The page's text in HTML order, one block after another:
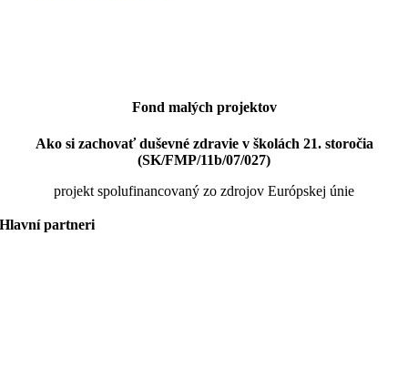
Fond malých projektov
Ako si zachovať duševné zdravie v školách 21. storočia
(SK/FMP/11b/07/027)
projekt spolufinancovaný zo zdrojov Európskej únie
Hlavní partneri